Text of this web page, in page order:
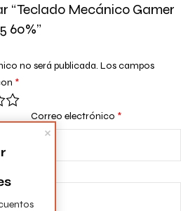
“Teclado Mecánico Gamer
60%”
no será publicada. Los campos
*
Correo electrónico *